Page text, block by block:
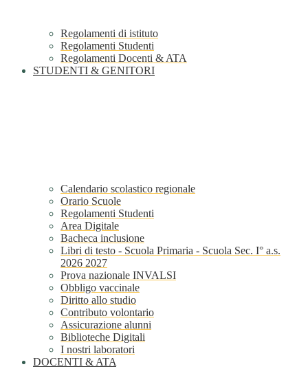
Regolamenti di istituto
Regolamenti Studenti
Regolamenti Docenti & ATA
STUDENTI & GENITORI
Calendario scolastico regionale
Orario Scuole
Regolamenti Studenti
Area Digitale
Bacheca inclusione
Libri di testo - Scuola Primaria - Scuola Sec. I° a.s.
2026 2027
Prova nazionale INVALSI
Obbligo vaccinale
Diritto allo studio
Contributo volontario
Assicurazione alunni
Biblioteche Digitali
I nostri laboratori
DOCENTI & ATA